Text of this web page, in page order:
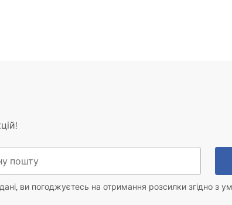
ви погоджуєтесь на отримання розсилки згідно з